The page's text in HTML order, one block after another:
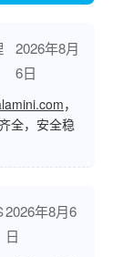
2026年8月
6日
，
全，安全稳
2026年8月6
日